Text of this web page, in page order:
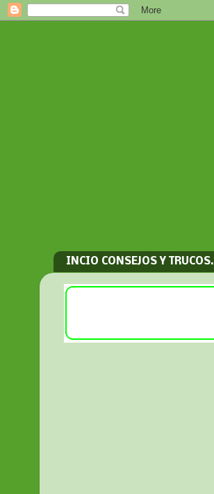
INCIO CONSEJOS Y TRUCOS.